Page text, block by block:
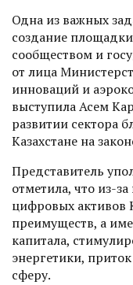
Одна из важных
создание
сообществом и
от лица
инноваций и
выступила Асем
развитии сектора
Казахстане на
Представитель
отметила, что из-
цифровых активов
преимуществ, а
капитала,
энергетики,
сферу.